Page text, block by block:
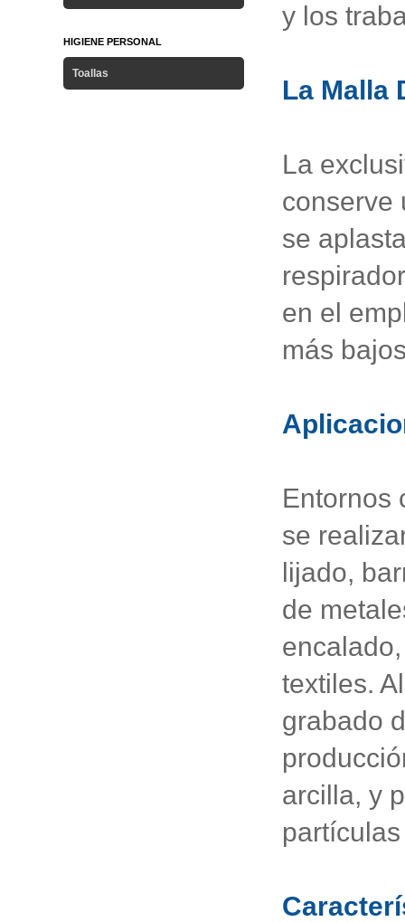
y los
La Malla
La
conserve
se
en el
más
Entornos
se
lijado,
de
textiles.
grabado
arcilla, y
HIGIENE PERSONAL
Toallas